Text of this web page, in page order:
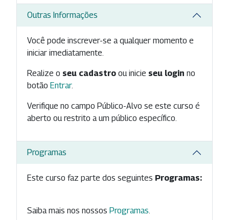
Outras Informações
Você pode inscrever-se a qualquer momento e
iniciar imediatamente.
Realize o seu cadastro ou inicie seu login no
botão Entrar.
Verifique no campo Público-Alvo se este curso é
aberto ou restrito a um público específico.
Programas
Este curso faz parte dos seguintes Programas:
Saiba mais nos nossos Programas